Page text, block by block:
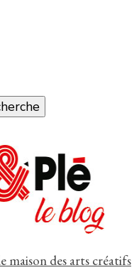
des arts créatifs